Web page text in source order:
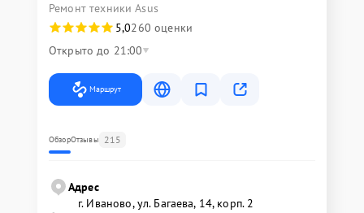
Ремонт техники Asus
5,0260 оценки
Открыто до 21:00
Маршрут
ОбзорОтзывы 215
Адрес
г. Иваново, ул. Багаева, 14, корп. 2